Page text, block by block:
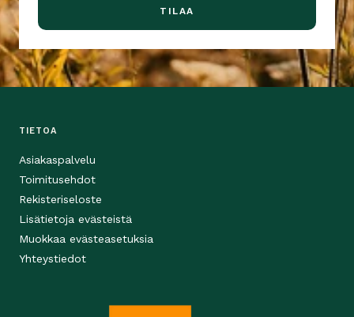
TILAA
TIETOA
Asiakaspalvelu
Toimitusehdot
Rekisteriseloste
Lisätietoja evästeistä
Muokkaa evästeasetuksia
Yhteystiedot